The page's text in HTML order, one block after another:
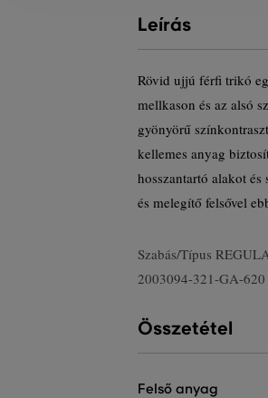
Leírás
Rövid ujjú férfi trikó
mellkason és az alsó
gyönyörű
kellemes anyag
hosszantartó alakot
és melegítő felsővel
Szabás/Típus
2003094-321-GA-620
Összetétel
felső anyag